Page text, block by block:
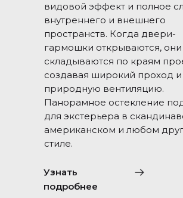
видовой эффект и полное
внутреннего и внешнего
пространств. Когда двери-
гармошки открываются,
складываются по краям
создавая широкий проход и
природную вентиляцию.
Панорамное остекление
для экстерьера в
американском и любом
стиле.
Узнать
подробнее